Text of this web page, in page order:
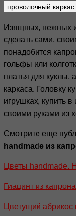
проволочный каркас
Изящных, нежных
сделать сами,
понадобится
гольфы или
платья для куклы,
каркаса. Головку
игрушках, купить в
своими руками из
Смотрите еще
handmade из
Цветы handmade.
Гиацинт из
Цветущий абрикос